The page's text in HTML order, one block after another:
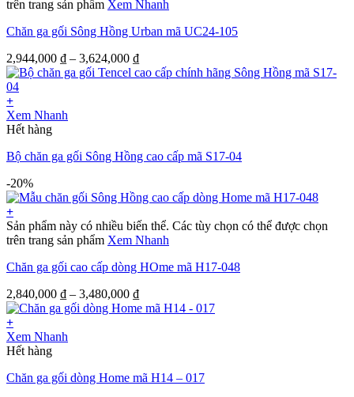
trên trang sản phẩm Xem Nhanh
Chăn ga gối Sông Hồng Urban mã UC24-105
2,944,000 ₫ – 3,624,000 ₫
+
Xem Nhanh
Hết hàng
Bộ chăn ga gối Sông Hồng cao cấp mã S17-04
-20%
+
Sản phẩm này có nhiều biến thể. Các tùy chọn có thể được chọn
trên trang sản phẩm Xem Nhanh
Chăn ga gối cao cấp dòng HOme mã H17-048
2,840,000 ₫ – 3,480,000 ₫
+
Xem Nhanh
Hết hàng
Chăn ga gối dòng Home mã H14 – 017